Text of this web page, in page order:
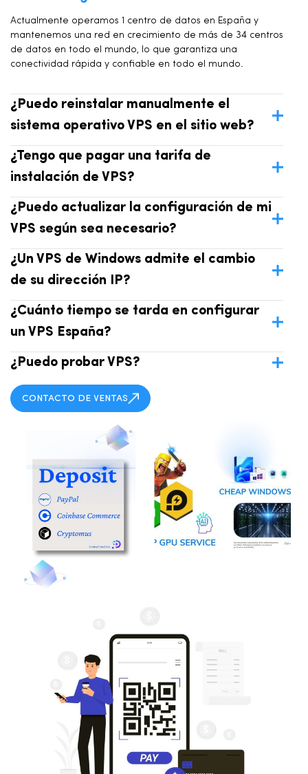
Actualmente operamos 1 centro de datos en España y
mantenemos una red en crecimiento de más de 34 centros
de datos en todo el mundo, lo que garantiza una
conectividad rápida y confiable en todo el mundo.
¿Puedo reinstalar manualmente el
sistema operativo VPS en el sitio web?
¿Tengo que pagar una tarifa de
instalación de VPS?
¿Puedo actualizar la configuración de mi
VPS según sea necesario?
¿Un VPS de Windows admite el cambio
de su dirección IP?
¿Cuánto tiempo se tarda en configurar
un VPS España?
¿Puedo probar VPS?
CONTACTO DE VENTAS